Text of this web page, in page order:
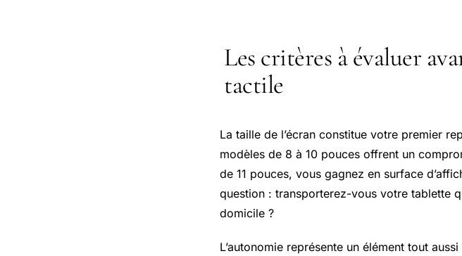
Les critères à évaluer
tactile
La taille de l’écran constitue votre premier
modèles de 8 à 10 pouces offrent un
de 11 pouces, vous gagnez en surface
question : transporterez-vous votre tablette
domicile ?
L’autonomie représente un élément tout